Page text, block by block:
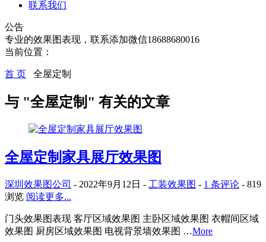
联系我们
公告
专业的效果图表现，联系添加微信18688680016
当前位置：
首 页 全屋定制
与 "全屋定制" 有关的文章
全屋定制家具展厅效果图
深圳效果图公司 - 2022年9月12日 - 工装效果图 - 1 条评论 - 819
浏览 阅读更多...
门头效果图表现 客厅区域效果图 主卧区域效果图 衣帽间区域
效果图 厨房区域效果图 电视背景墙效果图 …More